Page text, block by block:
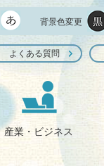
背景色変更
よくある質問
産業・ビジネス